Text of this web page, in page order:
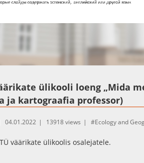
ülikooli loeng „Mida
ja kartograafia professor)
04.01.2022 13918 views Ecology and
väärikate ülikoolis osalejatele.